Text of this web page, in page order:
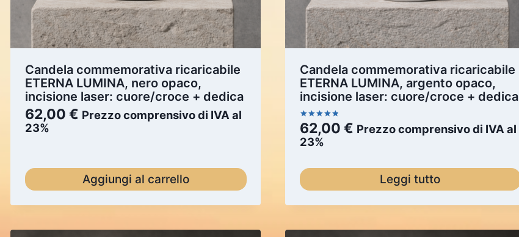
Candela commemorativa ricaricabile
ETERNA LUMINA, nero opaco,
incisione laser: cuore/croce + dedica
62,00 € Prezzo comprensivo di IVA al
23%
Aggiungi al carrello
Candela commemorativa ricaricabile
ETERNA LUMINA, argento opaco,
incisione laser: cuore/croce + dedica
Valutato
5.00
su 5
62,00 € Prezzo comprensivo di IVA al
23%
Leggi tutto